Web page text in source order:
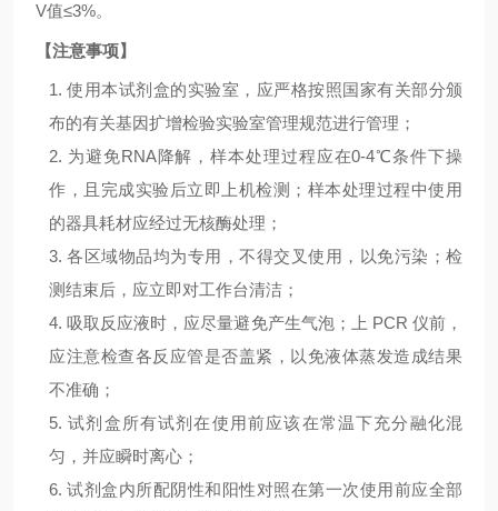
V值≤3%。
【注意事项】
1. 使用本试剂盒的实验室，应严格按照国家有关部分颁
布的有关基因扩增检验实验室管理规范进行管理；
2. 为避免RNA降解，样本处理过程应在0-4℃条件下操
作，且完成实验后立即上机检测；样本处理过程中使用
的器具耗材应经过无核酶处理；
3. 各区域物品均为专用，不得交叉使用，以免污染；检
测结束后，应立即对工作台清洁；
4. 吸取反应液时，应尽量避免产生气泡；上 PCR 仪前，
应注意检查各反应管是否盖紧，以免液体蒸发造成结果
不准确；
5. 试剂盒所有试剂在使用前应该在常温下充分融化混
匀，并应瞬时离心；
6. 试剂盒内所配阴性和阳性对照在第一次使用前应全部